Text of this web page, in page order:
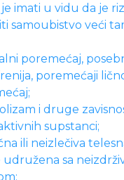
imati u vidu da je
samoubistvo veći
poremećaj,
poremećaji
i druge
supstanci;
ili neizlečiva
udružena sa